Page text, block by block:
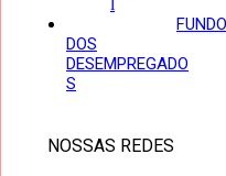
l
FUNDO
DOS
DESEMPREGADO
S
NOSSAS REDES